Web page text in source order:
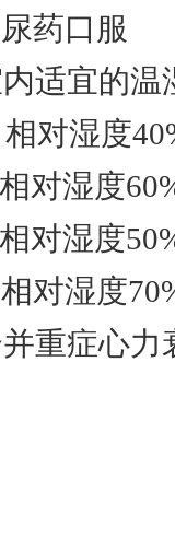
药口服
宜的温
对湿度
对湿度
对湿度
对湿度
症心力